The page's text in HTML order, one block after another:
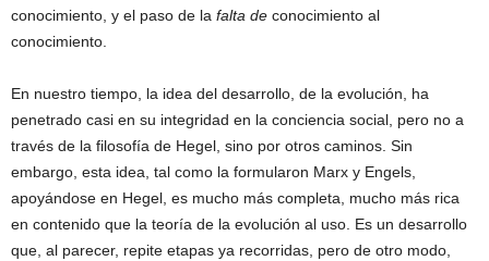
conocimiento, y el paso de la falta de conocimiento al
conocimiento.
En nuestro tiempo, la idea del desarrollo, de la evolución, ha
penetrado casi en su integridad en la conciencia social, pero no a
través de la filosofía de Hegel, sino por otros caminos. Sin
embargo, esta idea, tal como la formularon Marx y Engels,
apoyándose en Hegel, es mucho más completa, mucho más rica
en contenido que la teoría de la evolución al uso. Es un desarrollo
que, al parecer, repite etapas ya recorridas, pero de otro modo,